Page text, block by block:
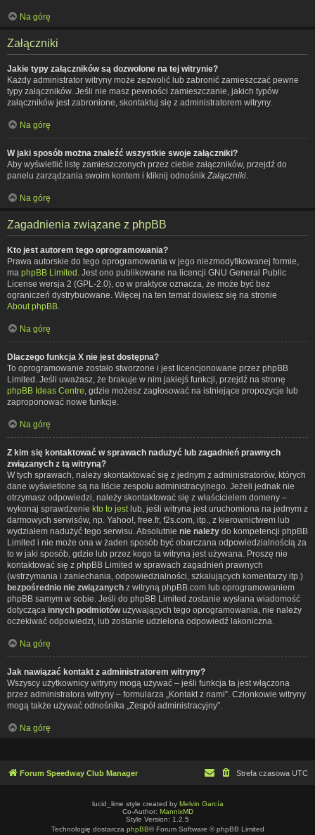
Na górę
Załączniki
Jakie typy załączników są dozwolone na tej witrynie?
Każdy administrator witryny może zezwolić lub zabronić zamieszczać pewne
typy załączników. Jeśli nie masz pewności zamieszczanie, jakich typów
załączników jest zabronione, skontaktuj się z administratorem witryny.
Na górę
W jaki sposób można znaleźć wszystkie swoje załączniki?
Aby wyświetlić listę zamieszczonych przez ciebie załączników, przejdź do
panelu zarządzania swoim kontem i kliknij odnośnik Załączniki
Na górę
Zagadnienia związane z phpBB
Kto jest autorem tego oprogramowania?
Prawa autorskie do tego oprogramowania w jego niezmodyfikowanej formie,
ma phpBB Limited . Jest ono publikowane na licencji GNU General Public
License wersja 2 (GPL-2.0), co w praktyce oznacza, że może być bez
ograniczeń dystrybuowane. Więcej na ten temat dowiesz się na stronie
About phpBB
Na górę
Dlaczego funkcja X nie jest dostępna?
To oprogramowanie zostało stworzone i jest licencjonowane przez phpBB
Limited. Jeśli uważasz, że brakuje w nim jakiejś funkcji, przejdź na stronę
phpBB Ideas Centre , gdzie możesz zagłosować na istniejące propozycje lub
zaproponować nowe funkcje.
Na górę
Z kim się kontaktować w sprawach nadużyć lub zagadnień prawnych
związanych z tą witryną?
W tych sprawach, należy skontaktować się z jednym z administratorów, których
dane wyświetlone są na liście zespołu administracyjnego. Jeżeli jednak nie
otrzymasz odpowiedzi, należy skontaktować się z właścicielem domeny –
wykonaj sprawdzenie kto to jest lub, jeśli witryna jest uruchomiona na jednym z
darmowych serwisów, np. Yahoo!, free.fr, f2s.com, itp., z kierownictwem lub
wydziałem nadużyć tego serwisu. Absolutnie nie należy do kompetencji phpBB
Limited i nie może ona w żaden sposób być obarczana odpowiedzialnością za
to w jaki sposób, gdzie lub przez kogo ta witryna jest używana. Proszę nie
kontaktować się z phpBB Limited w sprawach zagadnień prawnych
(wstrzymania i zaniechania, odpowiedzialności, szkalujących komentarzy itp.)
bezpośrednio nie związanych z witryną phpBB.com lub oprogramowaniem
phpBB samym w sobie. Jeśli do phpBB Limited zostanie wysłana wiadomość
dotycząca innych podmiotówużywających tego oprogramowania, nie należy
oczekiwać odpowiedzi, lub zostanie udzielona odpowiedź lakoniczna.
Na górę
Jak nawiązać kontakt z administratorem witryny?
Wszyscy użytkownicy witryny mogą używać – jeśli funkcja ta jest włączona
przez administratora witryny – formularza „Kontakt z nami”. Członkowie witryny
mogą także używać odnośnika „Zespół administracyjny”.
Na górę
Forum Speedway Club Manager Strefa czasowa UTC
lucid_lime style created by Melvin García
Co-Author: MannixMD
Style Version: 1.2.5
Technologię dostarcza phpBB® Forum Software © phpBB Limited